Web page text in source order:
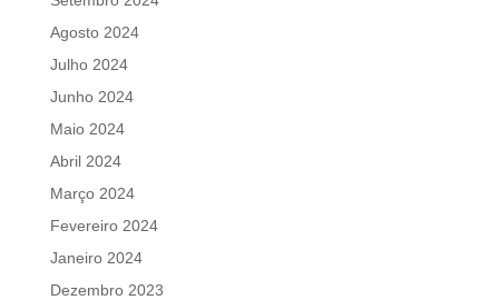
Agosto 2024
Julho 2024
Junho 2024
Maio 2024
Abril 2024
Março 2024
Fevereiro 2024
Janeiro 2024
Dezembro 2023